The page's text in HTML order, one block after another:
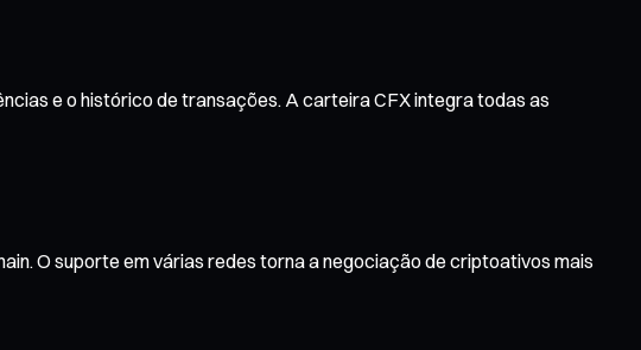
e o histórico de transações. A carteira CFX integra todas as
O suporte em várias redes torna a negociação de criptoativos mais